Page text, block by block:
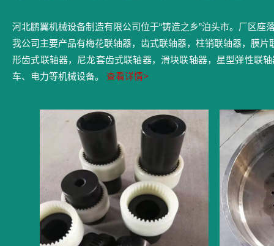
河北鹏翼机械设备制造有限公司位于“铸造之乡”泊头市。厂区
我公司主要产品有梅花联轴器，齿式联轴器，柱销联轴器，膜
形齿式联轴器，尼龙套齿式联轴器，滑块联轴器，星型弹性联
车、电力等机械设备。 查看详情>